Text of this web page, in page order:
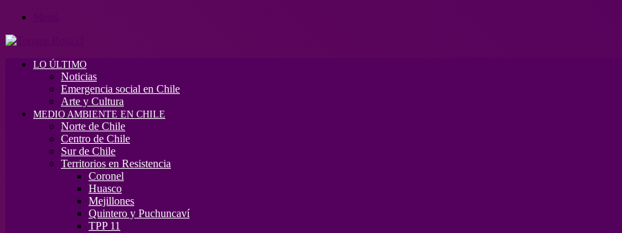
LO ÚLTIMO
Noticias
Emergencia social en Chile
Arte y Cultura
MEDIO AMBIENTE EN CHILE
Norte de Chile
Centro de Chile
Sur de Chile
Territorios en Resistencia
Coronel
Huasco
Mejillones
Quintero y Puchuncaví
TPP 11